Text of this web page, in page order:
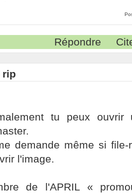
Répondre
rip
tu peux
demande même si
l'image.
de l'APRIL «